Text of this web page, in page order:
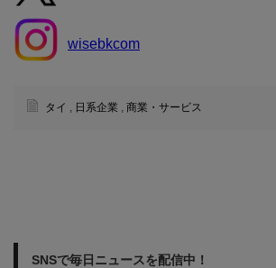
wisebkcom
タイ 日系企業 商業・サービス
SNSで毎日ニュースを配信中！